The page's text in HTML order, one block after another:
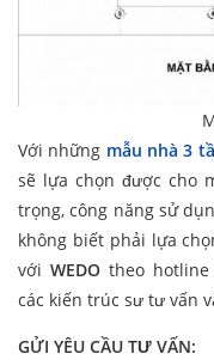
Với những mẫu nhà 3
sẽ lựa chọn được cho
trọng, công năng sử
không biết phải lựa
với WEDO theo hotline
các kiến trúc sư tư vấn
GỬI YÊU CẦU TƯ VẤN: